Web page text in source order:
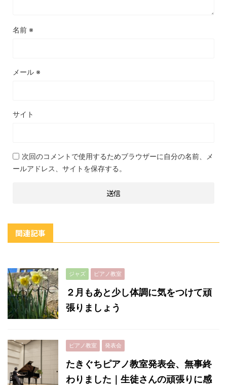
名前 ※
メール ※
サイト
次回のコメントで使用するためブラウザーに自分の名前、メ
ールアドレス、サイトを保存する。
関連記事
ジャズ ピアノ教室
２月もあと少し体調に気をつけて頑
張りましょう
ピアノ教室 発表会
たきぐちピアノ教室発表会、無事終
わりました｜生徒さんの頑張りに感